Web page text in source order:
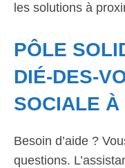
les solutions à
PÔLE
DIÉ-DES-
SOCIALE
Besoin d’aide ?
questions.